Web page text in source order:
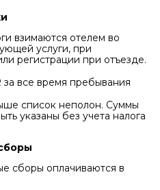
взимаются отелем во
услуги, при
регистрации при отъезде.
за все время пребывания
список неполон. Суммы
указаны без учета налога
сборы оплачиваются в